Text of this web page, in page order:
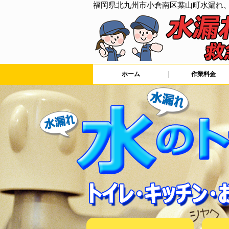
福岡県北九州市小倉南区葉山町水漏れ
ホーム 作業料金